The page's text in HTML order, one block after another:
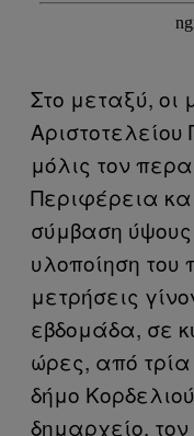
Στο μεταξύ, οι
Αριστοτελείου
μόλις τον
Περιφέρεια
σύμβαση
υλοποίηση
μετρήσεις
εβδομάδα, σε
ώρες, από
δήμο
δημαρχείο,